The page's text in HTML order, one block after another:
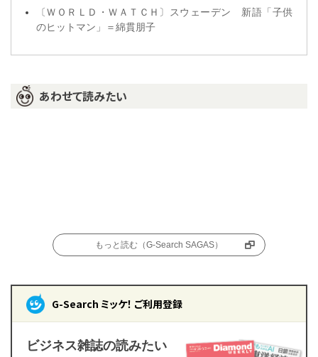
〔ＷＯＲＬＤ・ＷＡＴＣＨ〕スウェーデン 新語「子供
のヒットマン」＝綿貫朋子
あわせて読みたい
もっと読む（G-Search SAGAS）
G-Search ミッケ！ ご利用登録
ビジネス雑誌の読みたい